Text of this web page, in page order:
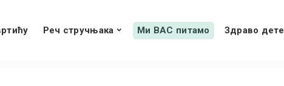
Реч стручњака Ми ВАС питамо Здраво дете